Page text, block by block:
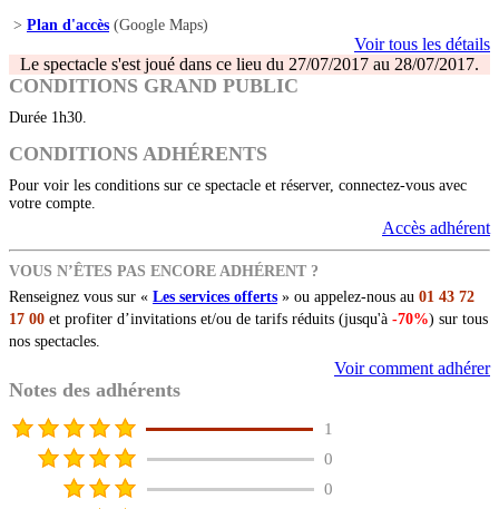
> Plan d'accès (Google Maps)
Voir tous les détails
Le spectacle s'est joué dans ce lieu du 27/07/2017 au 28/07/2017.
CONDITIONS GRAND PUBLIC
Durée 1h30.
CONDITIONS ADHÉRENTS
Pour voir les conditions sur ce spectacle et réserver, connectez-vous avec
votre compte.
Accès adhérent
VOUS N’ÊTES PAS ENCORE ADHÉRENT ?
Renseignez vous sur « Les services offerts » ou appelez-nous au 01 43 72
17 00 et profiter d’invitations et/ou de tarifs réduits (jusqu'à -70%) sur tous
nos spectacles.
Voir comment adhérer
Notes des adhérents
1
0
0